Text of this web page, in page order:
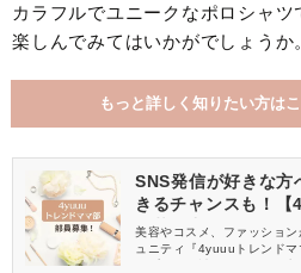
カラフルでユニークなポロシャ
楽しんでみてはいかがでしょうか
もっと詳しく知りたい方は
SNS発信が好きな方
きるチャンスも！
員募集中
美容やコスメ、ファッショ
ュニティ『4yuuuトレンド